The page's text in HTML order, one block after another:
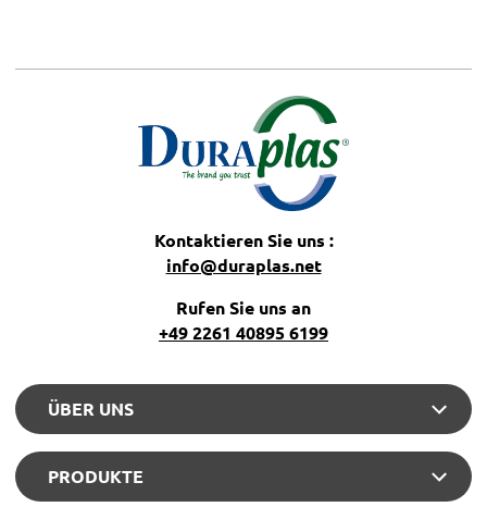
Kontaktieren Sie uns :
info@duraplas.net
Rufen Sie uns an
+49 2261 40895 6199
ÜBER UNS
PRODUKTE